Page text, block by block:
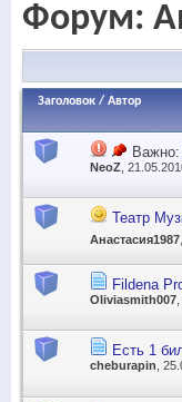
Форум:
Заголовок / Автор
Важно:
NeoZ ,
Театр
Анастасия1987
Fildena
Oliviasmith007
Есть 1
cheburapin,